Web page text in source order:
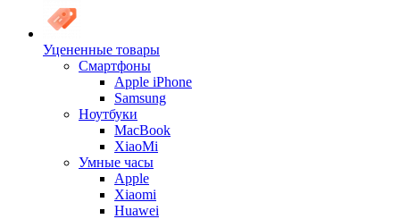
Уцененные товары
Cмартфоны
Apple iPhone
Samsung
Ноутбуки
MacBook
XiaoMi
Умные часы
Apple
Xiaomi
Huawei